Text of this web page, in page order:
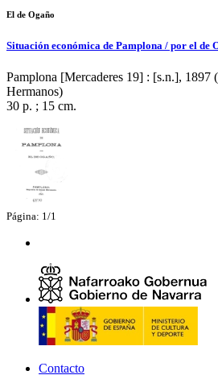
El de Ogaño
Situación económica de Pamplona / por el de
Pamplona [Mercaderes 19] : [s.n.], 1897
Hermanos)
30 p. ; 15 cm.
Página: 1/1
Contacto